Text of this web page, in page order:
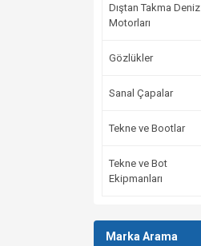
Dıştan Takma Deniz
Motorları
Gözlükler
Sanal Çapalar
Tekne ve Bootlar
Tekne ve Bot
Ekipmanları
Marka Arama